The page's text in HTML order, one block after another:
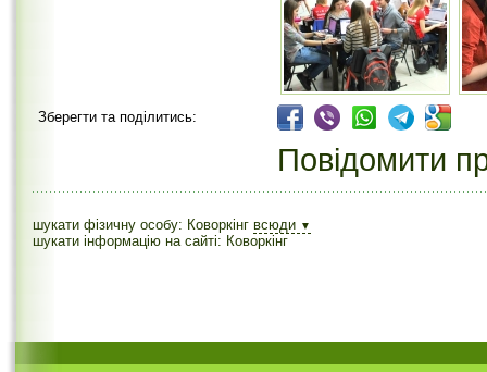
Зберегти та поділитись:
Повідомити
шукати фізичну особу: Коворкінг всюди ▼
шукати інформацію на сайті: Коворкінг